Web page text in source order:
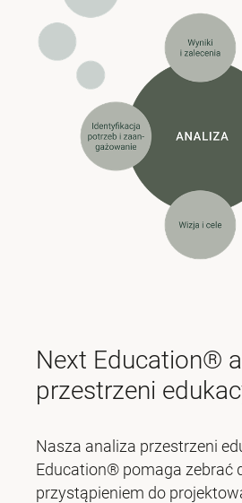
Next Education®
przestrzeni
Nasza analiza przestrzeni
Education® pomaga zebrać
przystąpieniem do